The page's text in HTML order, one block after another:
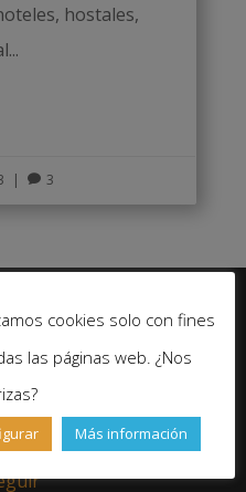
hostales,
|  3
cookies solo con fines
las páginas web. ¿Nos
Más información